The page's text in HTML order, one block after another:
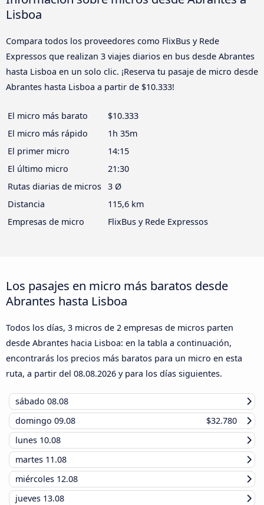
Lisboa
Compara todos los proveedores como FlixBus y Rede
Expressos que realizan 3 viajes diarios en bus desde Abrantes
hasta Lisboa en un solo clic. ¡Reserva tu pasaje de micro desde
Abrantes hasta Lisboa a partir de $10.333!
El micro más barato
$10.333
El micro más rápido
1h 35m
El primer micro
14:15
El último micro
21:30
Rutas diarias de micros 3 Ø
Distancia
115,6 km
Empresas de micro
FlixBus y Rede Expressos
Los pasajes en micro más baratos desde
Abrantes hasta Lisboa
Todos los días, 3 micros de 2 empresas de micros parten
desde Abrantes hacia Lisboa: en la tabla a continuación,
encontrarás los precios más baratos para un micro en esta
ruta, a partir del 08.08.2026 y para los días siguientes.
sábado 08.08
domingo 09.08
$32.780
lunes 10.08
martes 11.08
miércoles 12.08
jueves 13.08